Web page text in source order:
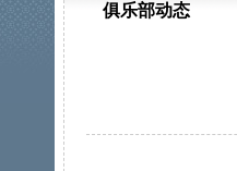
俱乐部动态